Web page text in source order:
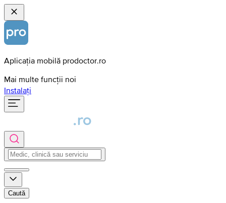
Aplicația mobilă prodoctor.ro
Mai multe funcții noi
Instalați
Caută